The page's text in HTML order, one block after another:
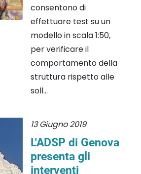
consentono di
effettuare test su un
modello in scala 1:50,
per verificare il
comportamento della
struttura rispetto alle
soll...
13 Giugno 2019
L'ADSP di Genova
presenta gli
interventi